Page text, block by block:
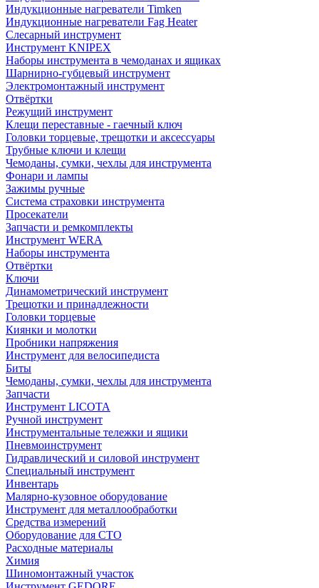
Индукционные нагреватели Timken
Индукционные нагреватели Fag Heater
Слесарный инструмент
Инструмент KNIPEX
Наборы инструмента в чемоданах и ящиках
Шарнирно-губцевый инструмент
Электромонтажный инструмент
Отвёртки
Режущий инструмент
Клещи переставные - гаечный ключ
Головки торцевые, трещотки и аксессуары
Трубные ключи и клещи
Чемоданы, сумки, чехлы для инструмента
Фонари и лампы
Зажимы ручные
Система страховки инструмента
Просекатели
Запчасти и ремкомплекты
Инструмент WERA
Наборы инструмента
Отвёртки
Ключи
Динамометрический инструмент
Трещотки и принадлежности
Головки торцевые
Киянки и молотки
Пробники напряжения
Инструмент для велосипедиста
Биты
Чемоданы, сумки, чехлы для инструмента
Запчасти
Инструмент LICOTA
Ручной инструмент
Инструментальные тележки и ящики
Пневмоинструмент
Гидравлический и силовой инструмент
Специальный инструмент
Инвентарь
Малярно-кузовное оборудование
Инструмент для металлообработки
Средства измерений
Оборудование для СТО
Расходные материалы
Химия
Шиномонтажный участок